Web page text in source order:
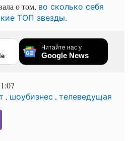
о том, во сколько себя
ТОП звезды.
Читайте нас у
Google News
, шоубизнес , телеведущая